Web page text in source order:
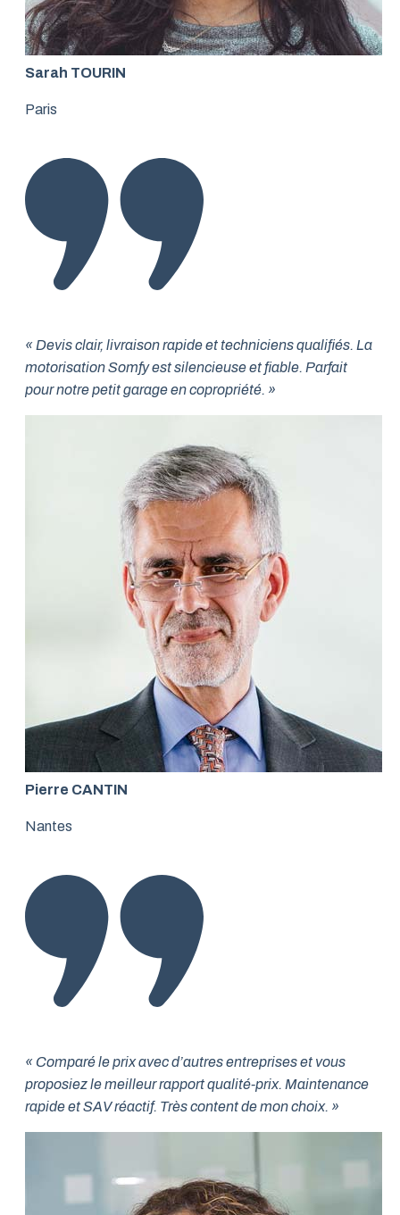
Sarah TOURIN
Paris
« Devis clair, livraison rapide et techniciens qualifiés. La
motorisation Somfy est silencieuse et fiable. Parfait
pour notre petit garage en copropriété. »
Pierre CANTIN
Nantes
« Comparé le prix avec d’autres entreprises et vous
proposiez le meilleur rapport qualité-prix. Maintenance
rapide et SAV réactif. Très content de mon choix. »